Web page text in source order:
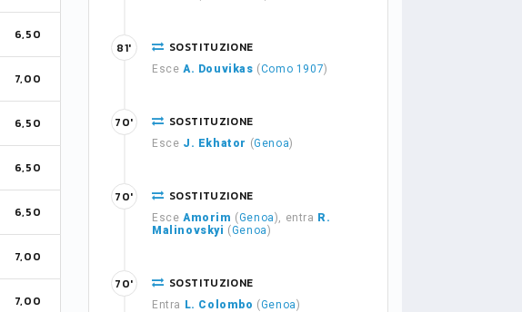
6,50
7,00
6,50
6,50
6,50
7,00
7,00
SOSTITUZIONE
Esce A. Douvikas (Como 1907)
81'
SOSTITUZIONE
Esce J. Ekhator (Genoa)
70'
SOSTITUZIONE
Esce Amorim (Genoa), entra R.
Malinovskyi (Genoa)
70'
SOSTITUZIONE
Entra L. Colombo (Genoa)
70'